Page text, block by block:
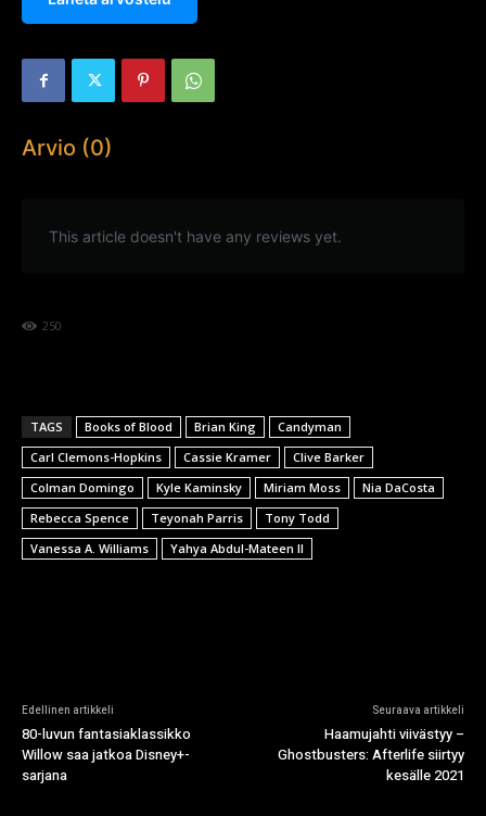
Arvio (0)
This article doesn't have any reviews yet.
250
TAGS Books of Blood Brian King
Candyman
Carl Clemons-Hopkins
Cassie Kramer
Clive Barker
Colman Domingo
Kyle Kaminsky Miriam Moss
Nia DaCosta
Rebecca Spence
Teyonah Parris
Tony Todd
Vanessa A. Williams
Yahya Abdul-Mateen II
Edellinen artikkeli
80-luvun fantasiaklassikko
Willow saa jatkoa Disney+-
sarjana
Seuraava artikkeli
Haamujahti viivästyy –
Ghostbusters: Afterlife siirtyy
kesälle 2021